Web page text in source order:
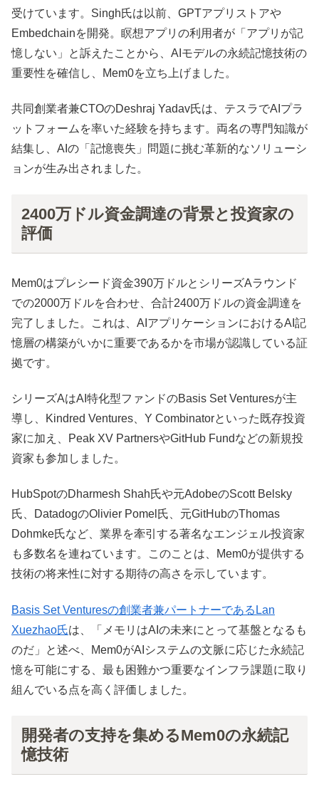
受けています。Singh氏は以前、GPTアプリストアや
Embedchainを開発。瞑想アプリの利用者が「アプリが記
憶しない」と訴えたことから、AIモデルの永続記憶技術の
重要性を確信し、Mem0を立ち上げました。
共同創業者兼CTOのDeshraj Yadav氏は、テスラでAIプラ
ットフォームを率いた経験を持ちます。両名の専門知識が
結集し、AIの「記憶喪失」問題に挑む革新的なソリューシ
ョンが生み出されました。
2400万ドル資金調達の背景と投資家の
評価
Mem0はプレシード資金390万ドルとシリーズAラウンド
での2000万ドルを合わせ、合計2400万ドルの資金調達を
完了しました。これは、AIアプリケーションにおけるAI記
憶層の構築がいかに重要であるかを市場が認識している証
拠です。
シリーズAはAI特化型ファンドのBasis Set Venturesが主
導し、Kindred Ventures、Y Combinatorといった既存投資
家に加え、Peak XV PartnersやGitHub Fundなどの新規投
資家も参加しました。
HubSpotのDharmesh Shah氏や元AdobeのScott Belsky
氏、DatadogのOlivier Pomel氏、元GitHubのThomas
Dohmke氏など、業界を牽引する著名なエンジェル投資家
も多数名を連ねています。このことは、Mem0が提供する
技術の将来性に対する期待の高さを示しています。
Basis Set Venturesの創業者兼パートナーであるLan
Xuezhao氏は、「メモリはAIの未来にとって基盤となるも
のだ」と述べ、Mem0がAIシステムの文脈に応じた永続記
憶を可能にする、最も困難かつ重要なインフラ課題に取り
組んでいる点を高く評価しました。
開発者の支持を集めるMem0の永続記
憶技術